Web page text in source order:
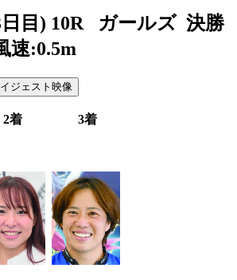
目) 10R ガールズ 決勝
速:0.5m
ジェスト映像
2着 3着